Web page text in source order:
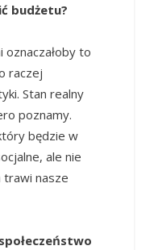
budżetu?
to
raczej
Stan realny
poznamy.
będzie w
ale nie
trawi nasze